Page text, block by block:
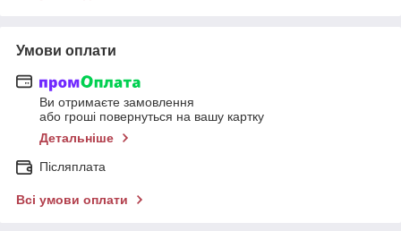
Умови оплати
Ви отримаєте замовлення
або гроші повернуться на вашу картку
Детальніше
Післяплата
Всі умови оплати